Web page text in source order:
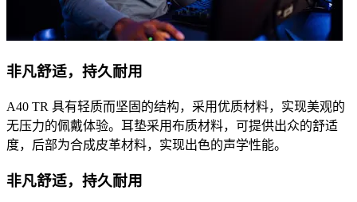
非凡舒适，持久耐用
A40 TR 具有轻质而坚固的结构，采用优质材料，实现美观的
无压力的佩戴体验。耳垫采用布质材料，可提供出众的舒适
度，后部为合成皮革材料，实现出色的声学性能。
非凡舒适，持久耐用